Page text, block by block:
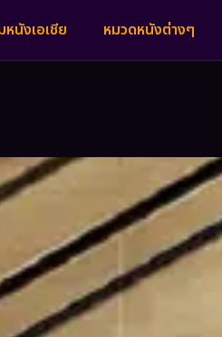
หนังเอเชีย หมวดหนังต่างๆ